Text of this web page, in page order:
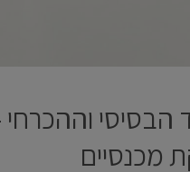
הבסיסי
מכנסיים